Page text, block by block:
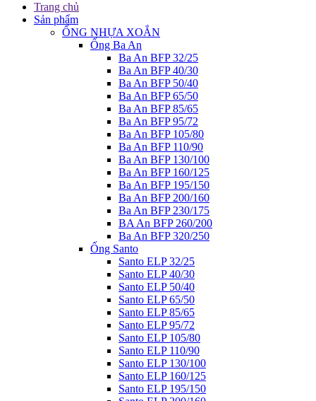
Trang chủ
Sản phẩm
ỐNG NHỰA XOẮN
Ống Ba An
Ba An BFP 32/25
Ba An BFP 40/30
Ba An BFP 50/40
Ba An BFP 65/50
Ba An BFP 85/65
Ba An BFP 95/72
Ba An BFP 105/80
Ba An BFP 110/90
Ba An BFP 130/100
Ba An BFP 160/125
Ba An BFP 195/150
Ba An BFP 200/160
Ba An BFP 230/175
BA An BFP 260/200
Ba An BFP 320/250
Ống Santo
Santo ELP 32/25
Santo ELP 40/30
Santo ELP 50/40
Santo ELP 65/50
Santo ELP 85/65
Santo ELP 95/72
Santo ELP 105/80
Santo ELP 110/90
Santo ELP 130/100
Santo ELP 160/125
Santo ELP 195/150